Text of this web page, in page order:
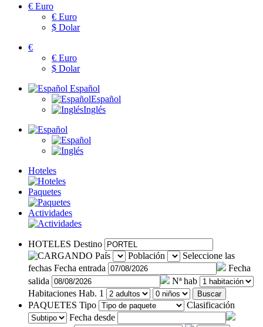
€ Euro
€ Euro
$ Dolar
€
€ Euro
$ Dolar
Español
Español
Inglés
Hoteles
Paquetes
Actividades
HOTELES Destino
País
Población
Seleccione las
fechas Fecha entrada
Fecha
salida
Nª hab
Habitaciones Hab. 1 Buscar
PAQUETES Tipo
Clasificación
Fecha desde